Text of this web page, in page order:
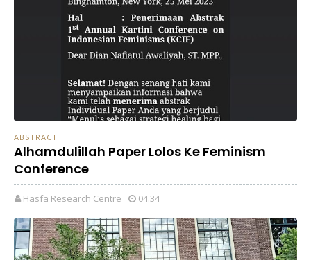
ABSTRACT
Alhamdulillah Paper Lolos Ke Feminism
Conference
Hasfa Research Centre 04.34